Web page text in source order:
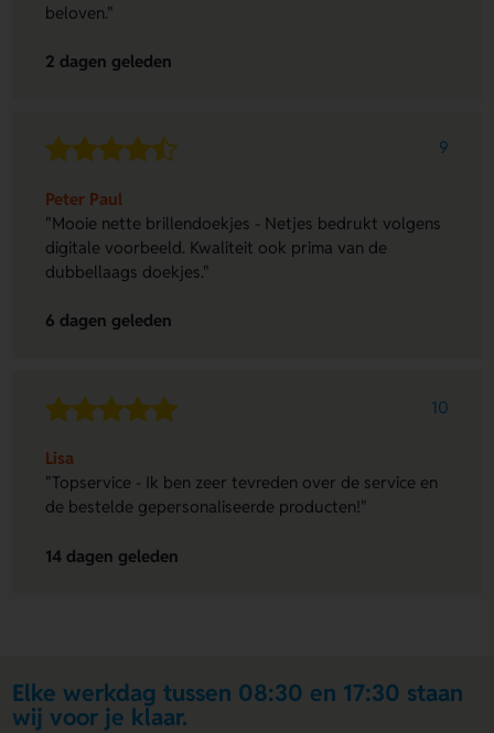
beloven."
2 dagen geleden
9
Peter Paul
"Mooie nette brillendoekjes - Netjes bedrukt volgens
digitale voorbeeld. Kwaliteit ook prima van de
dubbellaags doekjes."
6 dagen geleden
10
Lisa
"Topservice - Ik ben zeer tevreden over de service en
de bestelde gepersonaliseerde producten!"
14 dagen geleden
Elke werkdag tussen 08:30 en 17:30 staan
wij voor je klaar.